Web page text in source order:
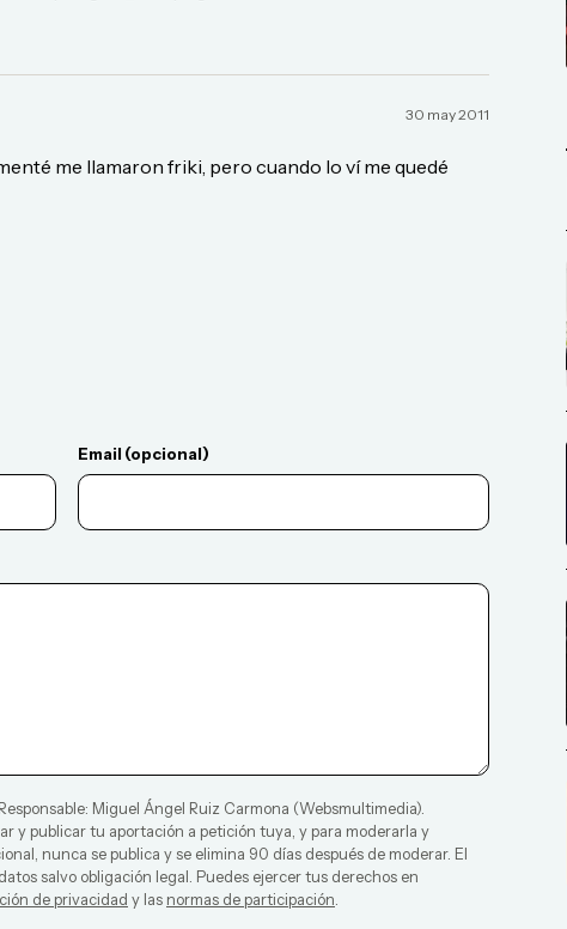
30 may 2011
me llamaron friki, pero cuando lo ví me quedé
Email (opcional)
Responsable: Miguel Ángel Ruiz Carmona (Websmultimedia).
y publicar tu aportación a petición tuya, y para moderarla y
nunca se publica y se elimina 90 días después de moderar. El
salvo obligación legal. Puedes ejercer tus derechos en
de privacidad y las normas de participación